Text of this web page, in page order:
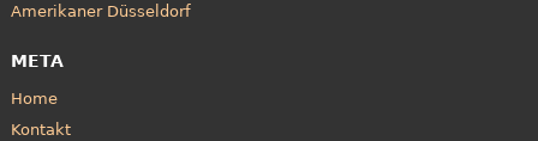
Amerikaner Düsseldorf
META
Home
Kontakt